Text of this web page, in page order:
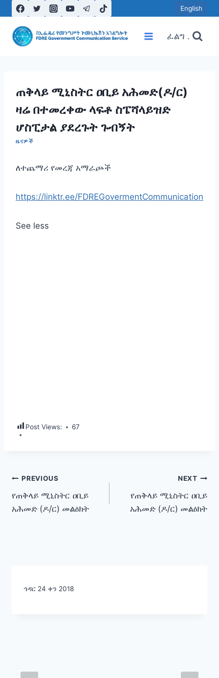
to
content
English
ፈልግ .
ጠቅላይ ሚኒስትር ዐቢይ አሕመድ(ዶ/ር)
ዛሬ በተመረቀው ላፍቶ ስፔሻላይዝድ
ሆስፒታል ያደረጉት ጉብኝት
ዜናዎች
ለተጨማሪ የመረጃ አማራጮች
https://linktr.ee/FDREGovermentCommunication
See less
Post Views: 67
Post
navigation
PREVIOUS
የጠቅላይ ሚኒስትር ዐቢይ
አሕመድ (ዶ/ር) መልዕክት
NEXT
የጠቅላይ ሚኒስትር ዐቢይ
አሕመድ (ዶ/ር) መልዕክት
ኅዳር 24 ቀን 2018